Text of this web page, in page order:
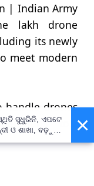
| Indian Army
lakh drone
its newly
meet modern
handle drones
to… ×
ସୁଧୁରିନି, ଏପଟେ
ଓ ଶାଖା, ବଢ଼ୁଛି